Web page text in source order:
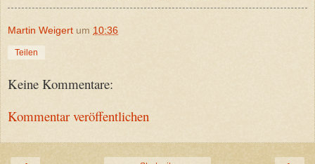
Martin Weigert um 10:36
Teilen
Keine Kommentare:
Kommentar veröffentlichen